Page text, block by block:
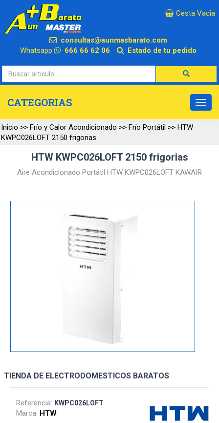
×
Cesta Vacia
consultas@aunmasbarato.com
Whatsapp
666 66 62 06 Estado de tu pedido
CATEGORIAS
Inicio >> Frío y Calor Acondicionado >> Frío Portátil >> HTW
KWPC026LOFT 2150 frigorias
HTW KWPC026LOFT 2150 frigorias
Aire Acondicionado Portátil HTW KWPC026LOFT KAWAIR
TIENDA DE ELECTRODOMESTICOS BARATOS
Referencia: KWPC026LOFT
Marca: HTW